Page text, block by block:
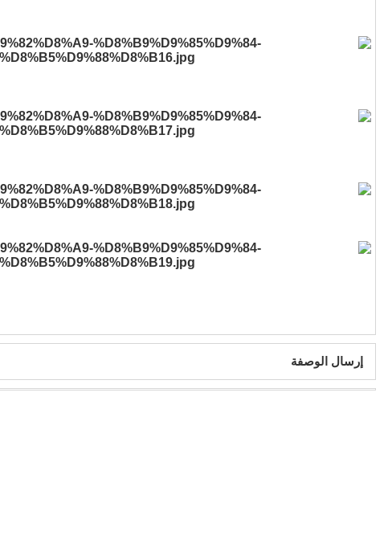
إرسال الوصفة